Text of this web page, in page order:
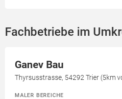
Fachbetriebe im
Ganev Bau
Thyrsusstrasse, 54292 Trier (5km
MALER BEREICHE